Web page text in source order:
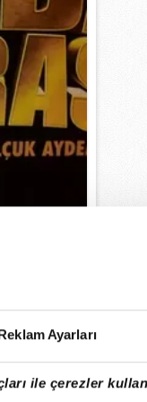
Ayarları
ile çerezler